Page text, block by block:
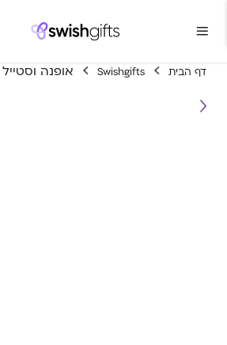
דף הבית Swishgifts אופנה וסטייל